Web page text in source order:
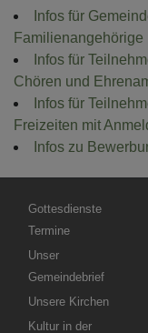
Infos für
Familienangehörige
Infos für
Chören und
Infos für
Freizeiten mit
Infos zu
Hauptnavigation
Gottesdienste
Termine
Unser
Gemeindebrief
Unsere Kirchen
Kultur in der